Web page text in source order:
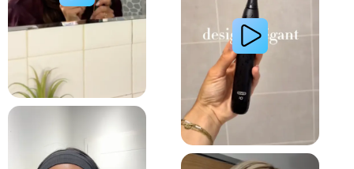
Lire la vidéo : Une jeune femme partage sa routine d’hygiène dentaire pour des dents plus
Lire la vidéo : Une femme blonde utilisant sa